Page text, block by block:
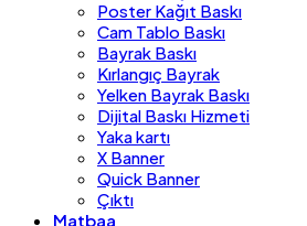
Poster Kağıt Baskı
Cam Tablo Baskı
Bayrak Baskı
Kırlangıç Bayrak
Yelken Bayrak Baskı
Dijital Baskı Hizmeti
Yaka kartı
X Banner
Quick Banner
Çıktı
Matbaa